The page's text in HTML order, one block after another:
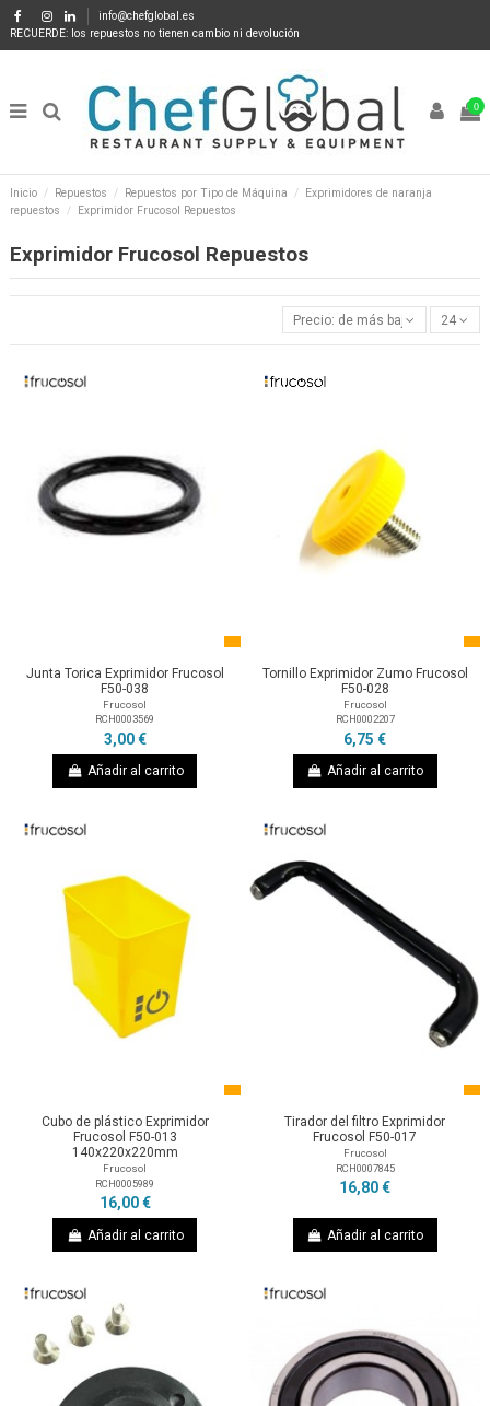
info@chefglobal.es
RECUERDE: los repuestos no tienen cambio ni devolución
0
Inicio Repuestos Repuestos por Tipo de Máquina
Exprimidores de naranja
repuestos
Exprimidor Frucosol Repuestos
Exprimidor Frucosol Repuestos
Precio: de más bajo a más alto
24
Junta Torica Exprimidor Frucosol
F50-038
Frucosol
RCH0003569
3,00 €
Añadir al carrito
Tornillo Exprimidor Zumo Frucosol
F50-028
Frucosol
RCH0002207
6,75 €
Añadir al carrito
Cubo de plástico Exprimidor
Frucosol F50-013
140x220x220mm
Frucosol
RCH0005989
16,00 €
Añadir al carrito
Tirador del filtro Exprimidor
Frucosol F50-017
Frucosol
RCH0007845
16,80 €
Añadir al carrito